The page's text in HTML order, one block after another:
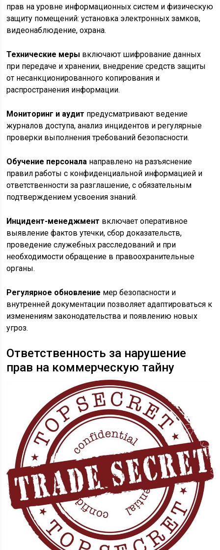
прав на уровне информационных систем и физическую
защиту помещений: установка электронных замков,
видеонаблюдение, охрана.
Технические меры включают шифрование данных
при передаче и хранении, внедрение средств защиты
от несанкционированного копирования и
распространения информации.
Мониторинг и аудит предусматривают ведение
журналов доступа, анализ инцидентов и регулярные
проверки выполнения требований безопасности.
Обучение персонала направлено на разъяснение
правил работы с конфиденциальной информацией и
ответственности за разглашение, с обязательным
подтверждением усвоения знаний.
Инцидент-менеджмент включает оперативное
выявление фактов утечки, сбор доказательств,
проведение служебных расследований и при
необходимости обращение в правоохранительные
органы.
Регулярное обновление мер безопасности и
внутренней документации позволяет адаптироваться к
изменениям законодательства и появлению новых
угроз.
Ответственность за нарушение
прав на коммерческую тайну